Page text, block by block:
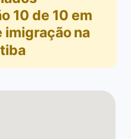
10 de 10 em
imigração na